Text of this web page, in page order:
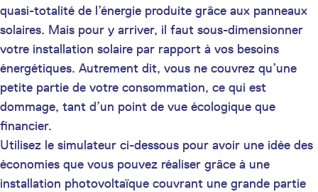
quasi-totalité de l’énergie produite grâce aux panneaux
solaires. Mais pour y arriver, il faut sous-dimensionner
votre installation solaire par rapport à vos besoins
énergétiques. Autrement dit, vous ne couvrez qu’une
petite partie de votre consommation, ce qui est
dommage, tant d’un point de vue écologique que
financier.
Utilisez le simulateur ci-dessous pour avoir une idée des
économies que vous pouvez réaliser grâce à une
installation photovoltaïque couvrant une grande partie